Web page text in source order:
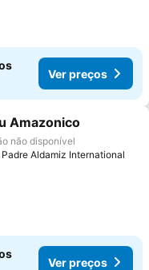
Ver preços
aos favoritos
Amazonico
não disponível
Aldamiz International
Ver preços